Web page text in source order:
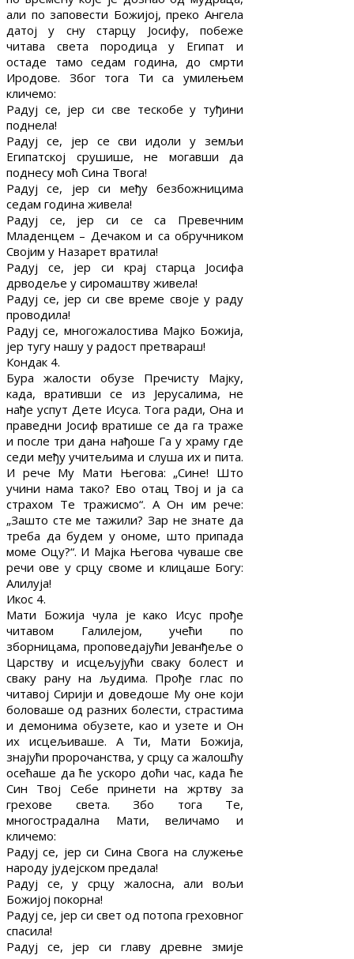
али по заповести Божијој, преко Ангела
датој у сну старцу Јосифу, побеже
читава света породица у Египат и
остаде тамо седам година, до смрти
Иродове. Због тога Ти са умилењем
кличемо:
Радуј се, јер си све тескобе у туђини
поднела!
Радуј се, јер се сви идоли у земљи
Египатској срушише, не могавши да
поднесу моћ Сина Твога!
Радуј се, јер си међу безбожницима
седам година живела!
Радуј се, јер си се са Превечним
Младенцем – Дечаком и са обручником
Својим у Назарет вратила!
Радуј се, јер си крај старца Јосифа
дрводеље у сиромаштву живела!
Радуј се, јер си све време своје у раду
проводила!
Радуј се, многожалостива Мајко Божија,
јер тугу нашу у радост претвараш!
Кондак 4.
Бура жалости обузе Пречисту Мајку,
када, вративши се из Јерусалима, не
нађе успут Дете Исуса. Тога ради, Она и
праведни Јосиф вратише се да га траже
и после три дана нађоше Га у храму где
седи међу учитељима и слуша их и пита.
И рече Му Мати Његова: „Сине! Што
учини нама тако? Ево отац Твој и ја са
страхом Те тражисмо“. А Он им рече:
„Зашто сте ме тажили? Зар не знате да
треба да будем у ономе, што припада
моме Оцу?“. И Мајка Његова чуваше све
речи ове у срцу своме и клицаше Богу:
Алилуја!
Икос 4.
Мати Божија чула је како Исус прође
читавом Галилејом, учећи по
зборницама, проповедајући Јеванђеље о
Царству и исцељујући сваку болест и
сваку рану на људима. Прође глас по
читавој Сирији и доведоше Му оне који
боловаше од разних болести, страстима
и демонима обузете, као и узете и Он
их исцељиваше. А Ти, Мати Божија,
знајући пророчанства, у срцу са жалошћу
осећаше да ће ускоро доћи час, када ће
Син Твој Себе принети на жртву за
грехове света. Збо тога Те,
многострадална Мати, величамо и
кличемо:
Радуј се, јер си Сина Свога на служење
народу јудејском предала!
Радуј се, у срцу жалосна, али вољи
Божијој покорна!
Радуј се, јер си свет од потопа греховног
спасила!
Радуј се, јер си главу древне змије